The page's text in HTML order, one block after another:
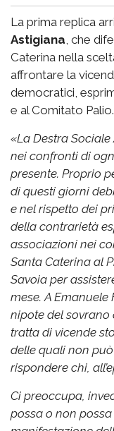
La prima replica
Astigiana, che
Caterina nella
affrontare la
democratici,
e al Comitato Palio.
«La Destra
nei confronti di
presente. Proprio
di questi giorni
e nel rispetto dei
della contrarietà
associazioni nei
Santa Caterina al
Savoia per
mese.A Emanuele
nipote del sovrano
tratta di vicende
delle quali non
rispondere chi,
Ci preoccupa,
possa o non